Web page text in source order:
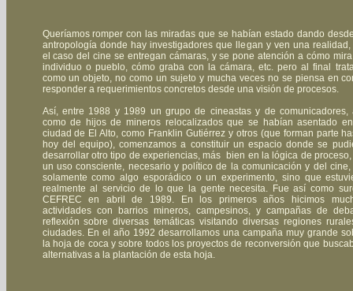
Queríamos romper con las miradas que se habían estado dando
antropología donde hay investigadores que llegan y ven una
el caso del cine se entregan cámaras, y se pone atención a cómo
individuo o pueblo, cómo graba con la cámara, etc. pero al final
como un objeto, no como un sujeto y mucha veces no se piensa en
responder a requerimientos concretos desde una visión de procesos.
Así, entre 1988 y 1989 un grupo de cineastas y de comunicadores,
como de hijos de mineros relocalizados que se habían asentado
ciudad de El Alto, como Franklin Gutiérrez y otros (que forman parte
hoy del equipo), comenzamos a constituir un espacio donde se
desarrollar otro tipo de experiencias, más bien en la lógica de
un uso consciente, necesario y político de la comunicación y del
solamente como algo esporádico o un experimento, sino que
realmente al servicio de lo que la gente necesita. Fue así como
CEFREC en abril de 1989. En los primeros años hicimos
actividades con barrios mineros, campesinos, y campañas de
reflexión sobre diversas temáticas visitando diversas regiones
ciudades. En el año 1992 desarrollamos una campaña muy grande
la hoja de coca y sobre todos los proyectos de reconversión que
alternativas a la plantación de esta hoja.